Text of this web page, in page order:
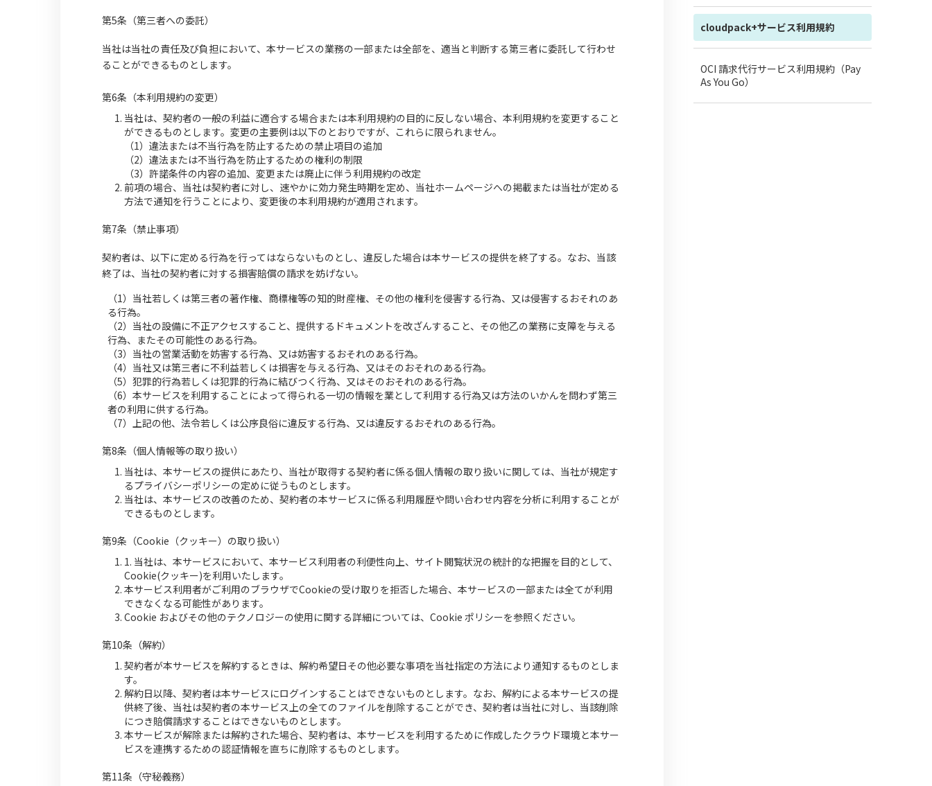
第5条（第三者への委託）
当社は当社の責任及び負担において、本サービスの業務の一部または全部を、適当と判断する第三者に委託して行わせ
ることができるものとします。
第6条（本利用規約の変更）
当社は、契約者の一般の利益に適合する場合または本利用規約の目的に反しない場合、本利用規約を変更すること
ができるものとします。変更の主要例は以下のとおりですが、これらに限られません。
（1）違法または不当行為を防止するための禁止項目の追加
（2）違法または不当行為を防止するための権利の制限
（3）許諾条件の内容の追加、変更または廃止に伴う利用規約の改定
前項の場合、当社は契約者に対し、速やかに効力発生時期を定め、当社ホームページへの掲載または当社が定める
方法で通知を行うことにより、変更後の本利用規約が適用されます。
第7条（禁止事項）
契約者は、以下に定める行為を行ってはならないものとし、違反した場合は本サービスの提供を終了する。なお、当該
終了は、当社の契約者に対する損害賠償の請求を妨げない。
（1）当社若しくは第三者の著作権、商標権等の知的財産権、その他の権利を侵害する行為、又は侵害するおそれのあ
る行為。
（2）当社の設備に不正アクセスすること、提供するドキュメントを改ざんすること、その他乙の業務に支障を与える
行為、またその可能性のある行為。
（3）当社の営業活動を妨害する行為、又は妨害するおそれのある行為。
（4）当社又は第三者に不利益若しくは損害を与える行為、又はそのおそれのある行為。
（5）犯罪的行為若しくは犯罪的行為に結びつく行為、又はそのおそれのある行為。
（6）本サービスを利用することによって得られる一切の情報を業として利用する行為又は方法のいかんを問わず第三
者の利用に供する行為。
（7）上記の他、法令若しくは公序良俗に違反する行為、又は違反するおそれのある行為。
第8条（個人情報等の取り扱い）
当社は、本サービスの提供にあたり、当社が取得する契約者に係る個人情報の取り扱いに関しては、当社が規定す
るプライバシーポリシーの定めに従うものとします。
当社は、本サービスの改善のため、契約者の本サービスに係る利用履歴や問い合わせ内容を分析に利用することが
できるものとします。
第9条（Cookie（クッキー）の取り扱い）
1. 当社は、本サービスにおいて、本サービス利用者の利便性向上、サイト閲覧状況の統計的な把握を目的として、
Cookie(クッキー)を利用いたします。
本サービス利用者がご利用のブラウザでCookieの受け取りを拒否した場合、本サービスの一部または全てが利用
できなくなる可能性があります。
Cookie およびその他のテクノロジーの使用に関する詳細については、Cookie ポリシーを参照ください。
第10条（解約）
契約者が本サービスを解約するときは、解約希望日その他必要な事項を当社指定の方法により通知するものとしま
す。
解約日以降、契約者は本サービスにログインすることはできないものとします。なお、解約による本サービスの提
供終了後、当社は契約者の本サービス上の全てのファイルを削除することができ、契約者は当社に対し、当該削除
につき賠償請求することはできないものとします。
本サービスが解除または解約された場合、契約者は、本サービスを利用するために作成したクラウド環境と本サー
ビスを連携するための認証情報を直ちに削除するものとします。
第11条（守秘義務）
cloudpack+サービス利用規約
OCI 請求代行サービス利用規約（Pay
As You Go）